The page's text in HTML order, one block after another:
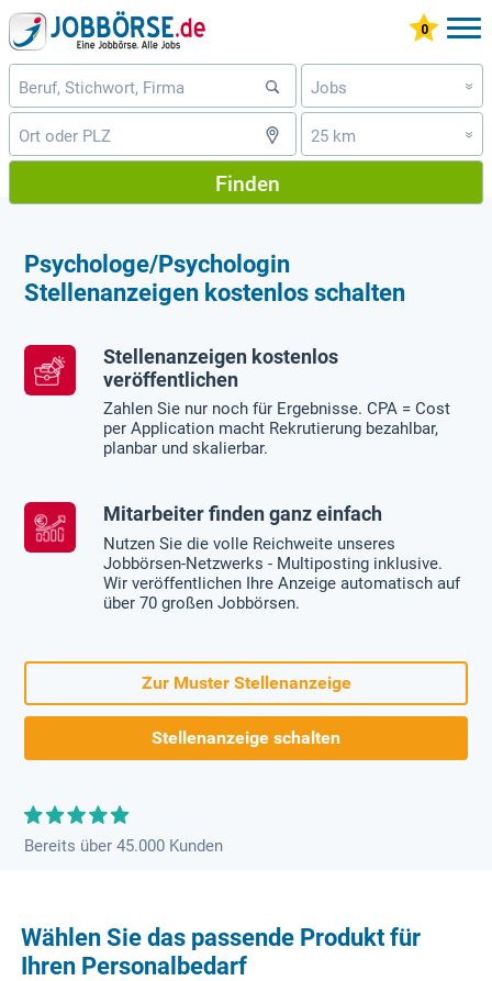
Jobs »
25 km »
Finden
Psychologe/Psychologin
Stellenanzeigen kostenlos schalten
Stellenanzeigen kostenlos
veröffentlichen
Zahlen Sie nur noch für Ergebnisse. CPA = Cost
per Application macht Rekrutierung bezahlbar,
planbar und skalierbar.
Mitarbeiter finden ganz einfach
Nutzen Sie die volle Reichweite unseres
Jobbörsen-Netzwerks - Multiposting inklusive.
Wir veröffentlichen Ihre Anzeige automatisch auf
über 70 großen Jobbörsen.
Zur Muster Stellenanzeige
Stellenanzeige schalten
Bereits über 45.000 Kunden
Wählen Sie das passende Produkt für
Ihren Personalbedarf